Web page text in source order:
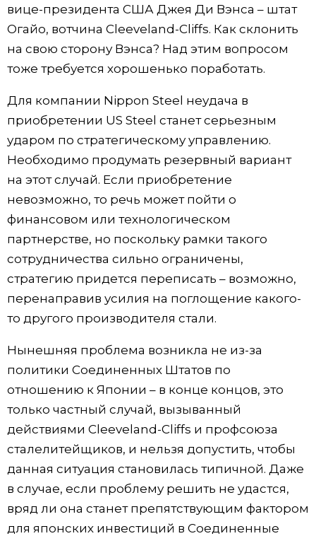
вице-президента США Джея Ди Вэнса – штат
Огайо, вотчина Cleeveland-Cliffs. Как склонить
на свою сторону Вэнса? Над этим вопросом
тоже требуется хорошенько поработать.
Для компании Nippon Steel неудача в
приобретении US Steel станет серьезным
ударом по стратегическому управлению.
Необходимо продумать резервный вариант
на этот случай. Если приобретение
невозможно, то речь может пойти о
финансовом или технологическом
партнерстве, но поскольку рамки такого
сотрудничества сильно ограничены,
стратегию придется переписать – возможно,
перенаправив усилия на поглощение какого-
то другого производителя стали.
Нынешняя проблема возникла не из-за
политики Соединенных Штатов по
отношению к Японии – в конце концов, это
только частный случай, вызыванный
действиями Cleeveland-Cliffs и профсоюза
сталелитейщиков, и нельзя допустить, чтобы
данная ситуация становилась типичной. Даже
в случае, если проблему решить не удастся,
вряд ли она станет препятствующим фактором
для японских инвестиций в Соединенные